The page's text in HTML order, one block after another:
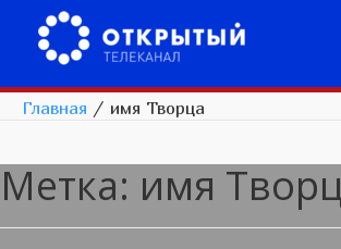
Главная / имя Творца
Метка: имя